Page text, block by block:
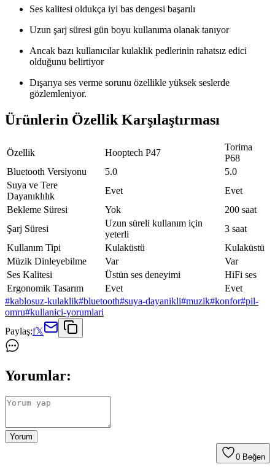
Ses kalitesi oldukça iyi bas dengesi başarılı
Uzun şarj süresi gün boyu kullanıma olanak tanıyor
Ancak bazı kullanıcılar kulaklık pedlerinin rahatsız edici
olduğunu belirtiyor
Dışarıya ses verme sorunu özellikle yüksek seslerde
gözlemleniyor.
Ürünlerin Özellik Karşılaştırması
Özellik Hooptech P47
Torima
P68
Bluetooth Versiyonu
5.0
5.0
Suya ve Tere
Dayanıklılık
Evet
Evet
Bekleme Süresi
Yok
200 saat
Şarj Süresi
Uzun süreli kullanım için
yeterli
3 saat
Kullanım Tipi
Kulaküstü
Kulaküstü
Müzik Dinleyebilme
Var
Var
Ses Kalitesi
Üstün ses deneyimi
HiFi ses
Ergonomik Tasarım
Evet
Evet
#kablosuz-kulaklik#bluetooth#suya-dayanikli#muzik#konfor#pil-
omru#kullanici-yorumlari
Paylaş:f𝕏
Yorumlar:
Yorum
0 Beğen